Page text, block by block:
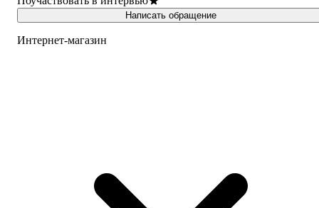
Написать обращение
Интернет-магазин